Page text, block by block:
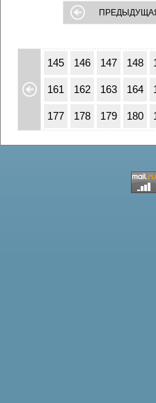
128
145 146 147 148
161 162 163 164
177 178 179 180